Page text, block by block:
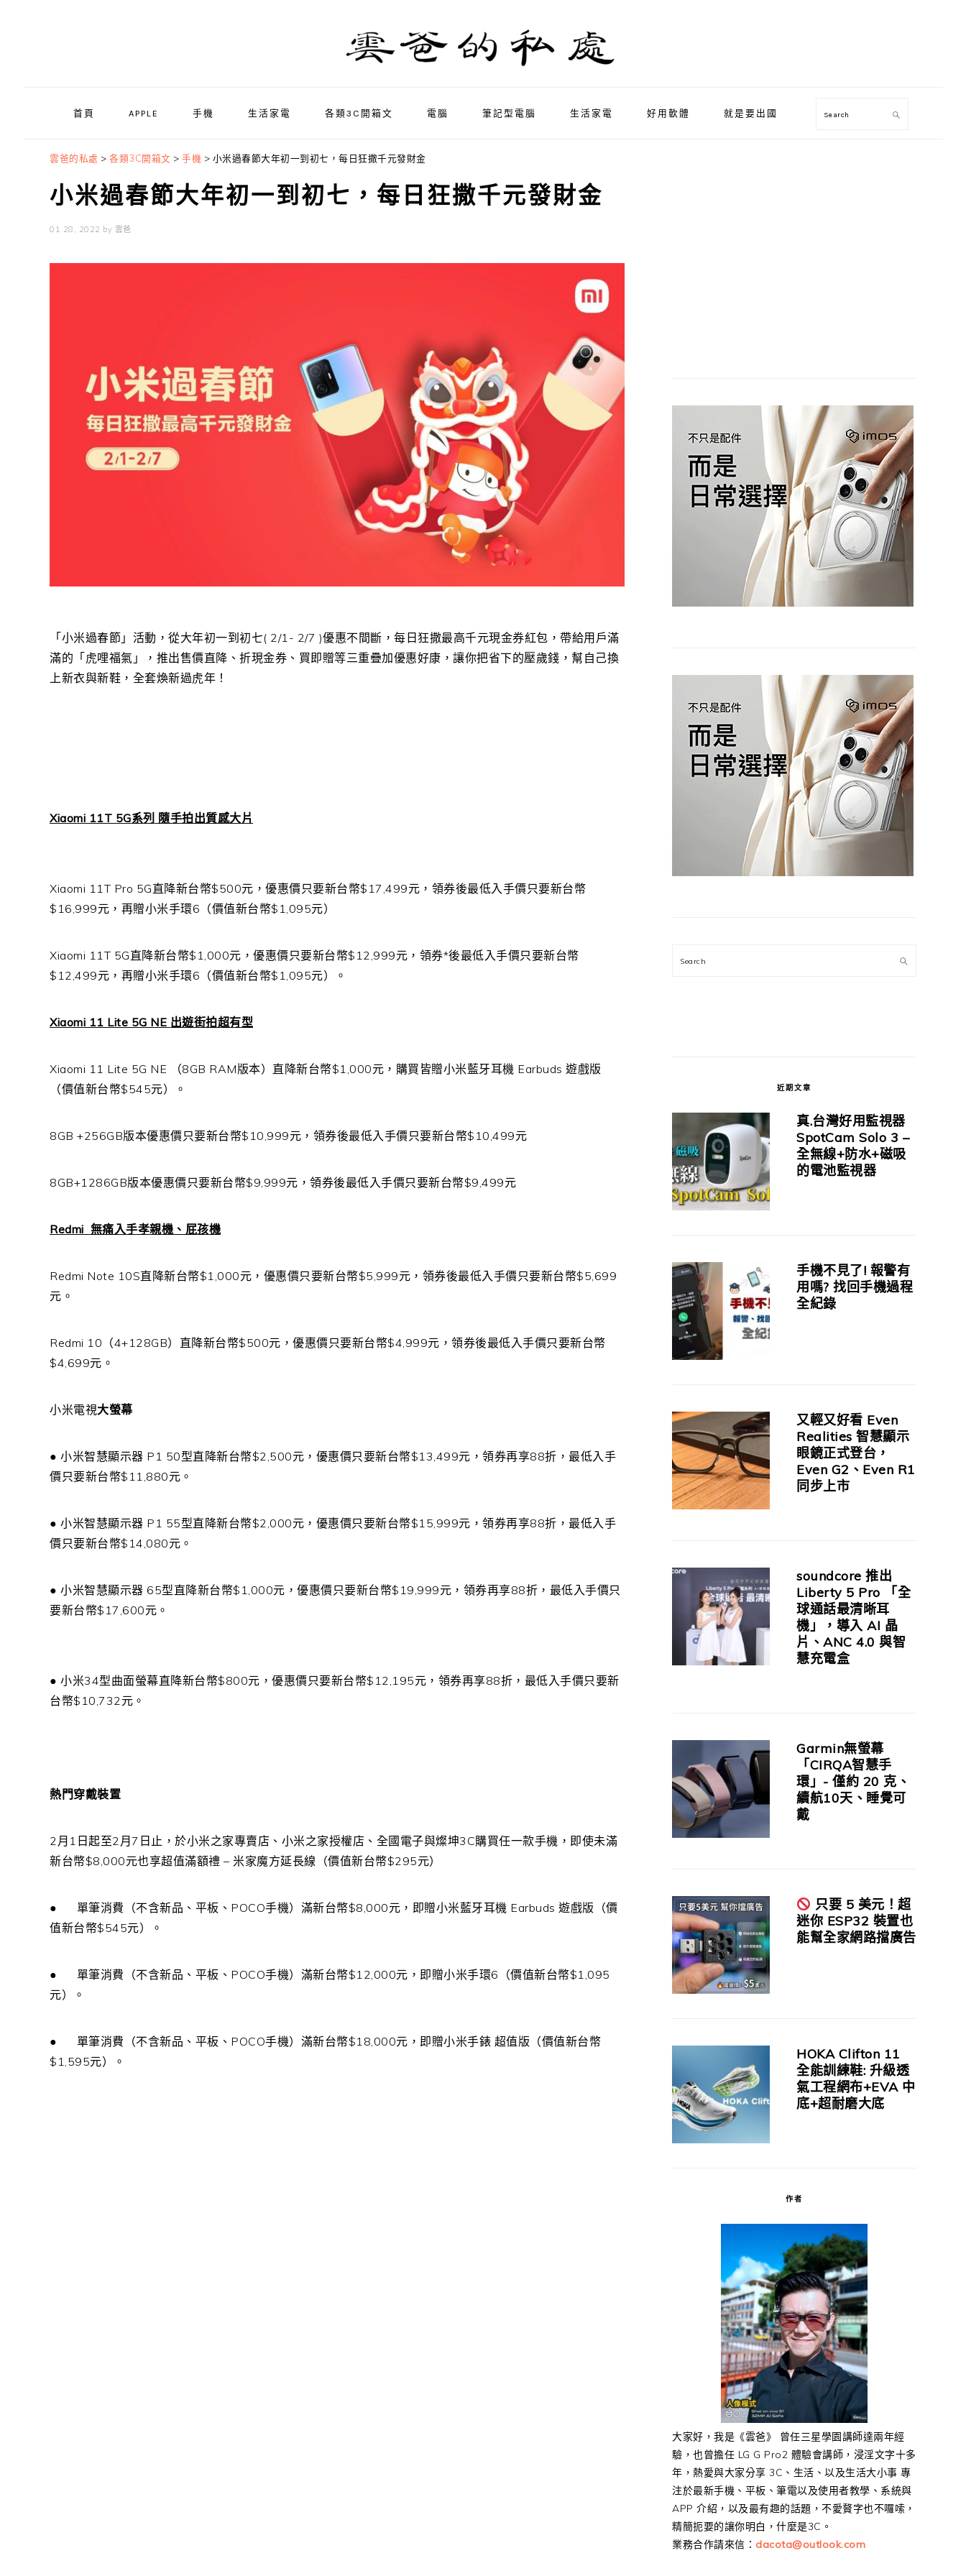
首頁 APPLE 手機 生活家電 各類3C開箱文 電腦 筆記型電腦 生活家電 好用軟體 就是要出國 Search
雲爸的私處 > 各類3C開箱文 > 手機 > 小米過春節大年初一到初七，每日狂撒千元發財金
小米過春節大年初一到初七，每日狂撒千元發財金
01 28, 2022 by 雲爸
「小米過春節」活動，從大年初一到初七( 2/1- 2/7 )優惠不間斷，每日狂撒最高千元現金券紅包，帶給用戶滿
滿的「虎哩福氣」，推出售價直降、折現金券、買即贈等三重疊加優惠好康，讓你把省下的壓歲錢，幫自己換
上新衣與新鞋，全套煥新過虎年 ！
Xiaomi 11T 5G系列 隨手拍出質感大片
Xiaomi 11T Pro 5G直降新台幣$500元，優惠價只要新台幣$17,499元，領券後最低入手價只要新台幣
$16,999元，再贈小米手環6 （價值新台幣$1,095元）
Xiaomi 11T 5G直降新台幣$1,000元，優惠價只要新台幣$12,999元，領券*後最低入手價只要新台幣
$12,499元，再贈小米手環6 （價值新台幣$1,095元）。
Xiaomi 11 Lite 5G NE 出遊街拍超有型
Xiaomi 11 Lite 5G NE （8GB RAM版本）直降新台幣$1,000元，購買皆贈小米藍牙耳機 Earbuds 遊戲版
（價值新台幣$545元）。
8GB +256GB版本優惠價只要新台幣$10,999元，領券後最低入手價只要新台幣$10,499元
8GB+1286GB版本優惠價只要新台幣$9,999元，領券後最低入手價只要新台幣$9,499元
Redmi 無痛入手孝親機、屁孩機
Redmi Note 10S直降新台幣$1,000元，優惠價只要新台幣$5,999元，領券後最低入手價只要新台幣$5,699
元。
Redmi 10 （4+128GB）直降新台幣$500元，優惠價只要新台幣$4,999元，領券後最低入手價只要新台幣
$4,699元。
小米電視大螢幕
● 小米智慧顯示器 P1 50型直降新台幣$2,500元，優惠價只要新台幣$13,499元，領券再享88折，最低入手
價只要新台幣$11,880元 。
● 小米智慧顯示器 P1 55型直降新台幣$2,000元，優惠價只要新台幣$15,999元，領券再享88折，最低入手
價只要新台幣$14,080元。
● 小米智慧顯示器 65型直降新台幣$1,000元，優惠價只要新台幣$19,999元，領券再享88折，最低入手價只
要新台幣$17,600元。
● 小米34型曲面螢幕直降新台幣$800元，優惠價只要新台幣$12,195元，領券再享88折，最低入手價只要新
台幣$10,732元。
熱門穿戴裝置
2月 1 日起至2月 7 日止，於小米之家專賣店、小米之家授權店、 全國電子與燦坤3C購買任一款手機，即使未滿
新台幣$8,000元也享超值滿額禮 – 米家魔方延長線（價值新台幣$295元）
● 單筆消費 （不含新品、平板、 POCO手機）滿新台幣$8,000元，即贈小米藍牙耳機 Earbuds 遊戲版（價
值新台幣$545元）。
● 單筆消費 （不含新品、平板、 POCO手機）滿新台幣$12,000元，即贈小米手環6 （價值新台幣$1,095
元）。
● 單筆消費 （不含新品、平板、 POCO手機）滿新台幣$18,000元，即贈小米手錶 超值版（價值新台幣
$1,595元） 。
Search
近期文章
真.台灣好用監視器
SpotCam Solo 3 –
全無線+防水+磁吸
的電池監視器
手機不見了! 報警有
用嗎? 找回手機過程
全紀錄
又輕又好看 Even
Realities 智慧顯示
眼鏡正式登台，
Even G2、Even R1
同步上市
soundcore 推出
Liberty 5 Pro 「全
球通話最清晰耳
機」，導入 AI 晶
片、ANC 4.0 與智
慧充電盒
Garmin無螢幕
「CIRQA智慧手
環」- 僅約 20 克、
續航10天、睡覺可
戴
只要 5 美元！超
迷你 ESP32 裝置也
能幫全家網路擋廣告
HOKA Clifton 11
全能訓練鞋: 升級透
氣工程網布+EVA 中
底+超耐磨大底
作者
大家好，我是《雲爸》 曾任三星學園講師達兩年經
驗，也曾擔任 LG G Pro2 體驗會講師，浸淫文字十多
年，熱愛與大家分享 3C、生活、以及生活大小事 專
注於最新手機、平板、筆電以及使用者教學、系統與
APP 介紹，以及最有趣的話題，不愛贅字也不囉嗦，
精簡扼要的讓你明白，什麼是3C。
業務合作請來信： dacota@outlook.com